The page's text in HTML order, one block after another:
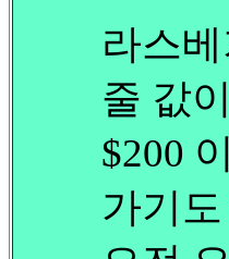
라스
줄 값
$200
가기